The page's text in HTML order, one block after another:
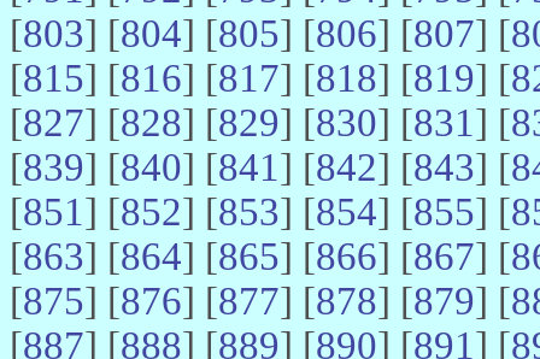
[803] [804] [805] [806] [807] [
[815] [816] [817] [818] [819] [
[827] [828] [829] [830] [831] [
[839] [840] [841] [842] [843] [
[851] [852] [853] [854] [855] [
[863] [864] [865] [866] [867] [
[875] [876] [877] [878] [879] [
[887] [888] [889] [890] [891] [